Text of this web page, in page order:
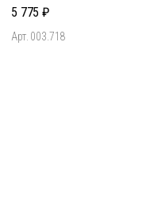
5 775
Арт. 003.718